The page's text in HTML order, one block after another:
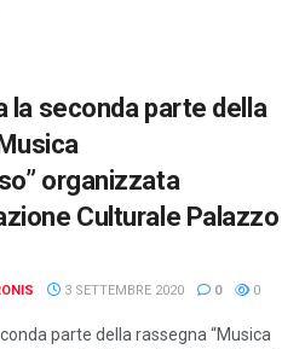
la seconda parte della
organizzata
Culturale Palazzo
3 SETTEMBRE 2020 0 0
parte della rassegna “Musica